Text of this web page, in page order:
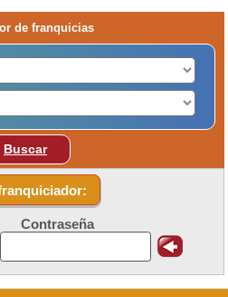
de franquicias
Buscar
Contraseña